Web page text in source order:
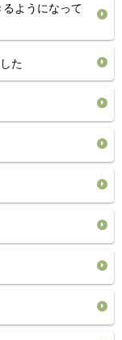
ようになって
た